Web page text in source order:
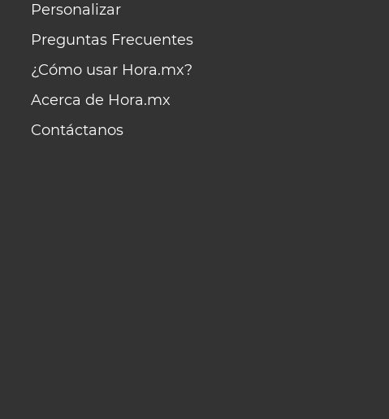
Personalizar
Preguntas Frecuentes
¿Cómo usar Hora.mx?
Acerca de Hora.mx
Contáctanos